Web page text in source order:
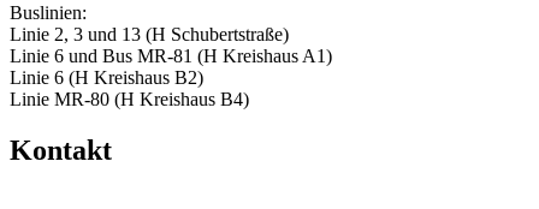
Buslinien:
Linie 2, 3 und 13 (H Schubertstraße)
Linie 6 und Bus MR-81 (H Kreishaus A1)
Linie 6 (H Kreishaus B2)
Linie MR-80 (H Kreishaus B4)
Kontakt